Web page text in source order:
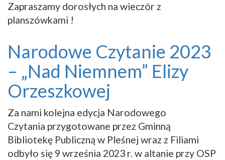
Zapraszamy dorosłych na wieczór z
planszówkami !
Narodowe Czytanie 2023
– „Nad Niemnem” Elizy
Orzeszkowej
Za nami kolejna edycja Narodowego
Czytania przygotowane przez Gminną
Bibliotekę Publiczną w Pleśnej wraz z Filiami
odbyło się 9 września 2023 r. w altanie przy OSP